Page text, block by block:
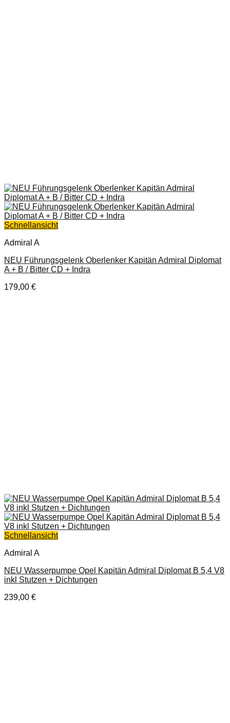
Schnellansicht
Admiral A
NEU Führungsgelenk Oberlenker Kapitän Admiral Diplomat
A + B / Bitter CD + Indra
179,00 €
Schnellansicht
Admiral A
NEU Wasserpumpe Opel Kapitän Admiral Diplomat B 5,4 V8
inkl Stutzen + Dichtungen
239,00 €